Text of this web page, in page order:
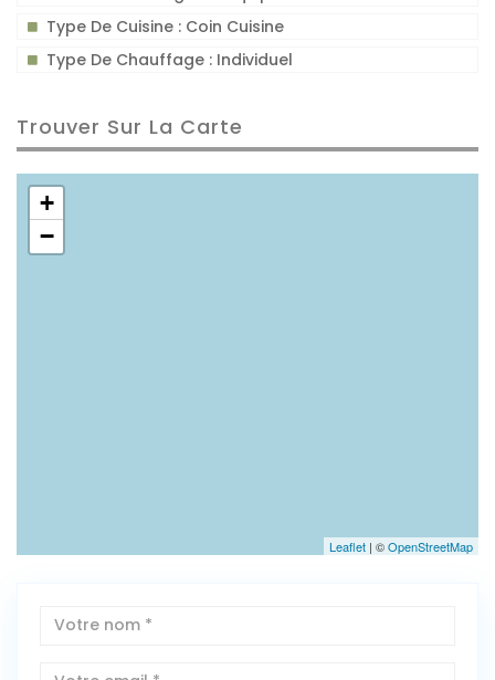
Type De Cuisine : Coin Cuisine
Type De Chauffage : Individuel
Trouver Sur La Carte
+
−
Leaflet | ©OpenStreetMap